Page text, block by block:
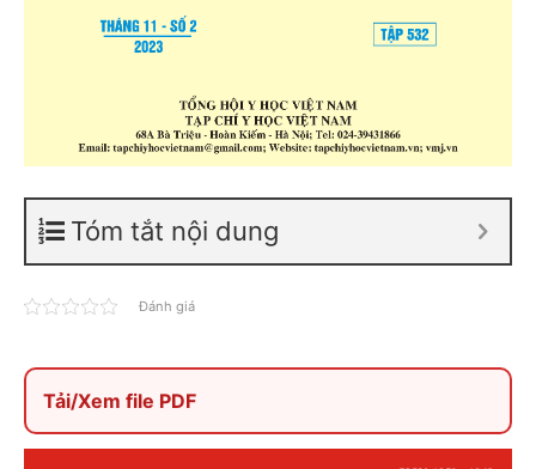
Tóm tắt nội dung
Đánh giá
Tải/Xem file PDF